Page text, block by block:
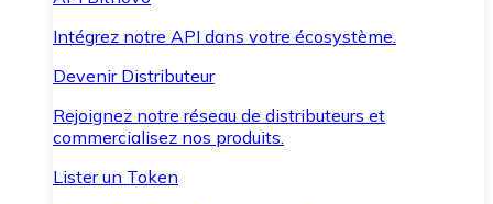
Intégrez notre API dans votre écosystème.
Devenir Distributeur
Rejoignez notre réseau de distributeurs et
commercialisez nos produits.
Lister un Token